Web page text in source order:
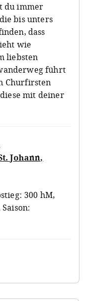
du immer
bis unters
dass
wie
liebsten
führt
Churfirsten
mit deiner
Johann,
300 hM,